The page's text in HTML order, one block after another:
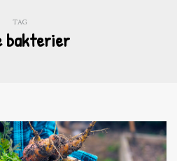
TAG
bakterier